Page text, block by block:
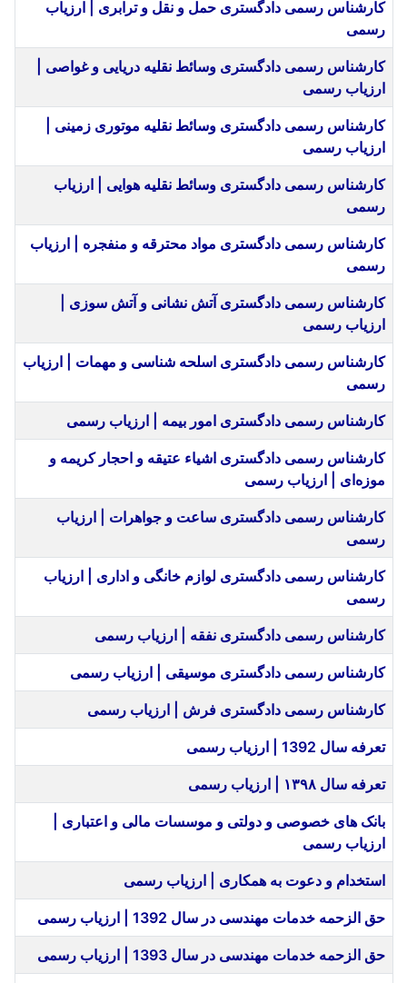
کارشناس رسمی دادگستری حمل و نقل و ترابری | ارزیاب
رسمی
کارشناس رسمی دادگستری وسائط نقلیه دریایی و غواصی |
ارزیاب رسمی
کارشناس رسمی دادگستری وسائط نقلیه موتوری زمینی |
ارزیاب رسمی
کارشناس رسمی دادگستری وسائط نقلیه هوایی | ارزیاب
رسمی
کارشناس رسمی دادگستری مواد محترقه و منفجره | ارزیاب
رسمی
کارشناس رسمی دادگستری آتش نشانی و آتش سوزی |
ارزیاب رسمی
کارشناس رسمی دادگستری اسلحه شناسی و مهمات | ارزیاب
رسمی
کارشناس رسمی دادگستری امور بیمه | ارزیاب رسمی
کارشناس رسمی دادگستری اشیاء عتیقه و احجار کریمه و
موزه‌ای | ارزیاب رسمی
کارشناس رسمی دادگستری ساعت و جواهرات | ارزیاب
رسمی
کارشناس رسمی دادگستری لوازم خانگی و اداری | ارزیاب
رسمی
کارشناس رسمی دادگستری نفقه | ارزیاب رسمی
کارشناس رسمی دادگستری موسیقی | ارزیاب رسمی
کارشناس رسمی دادگستری فرش | ارزیاب رسمی
تعرفه سال 1392 | ارزیاب رسمی
تعرفه سال ۱۳۹۸ | ارزیاب رسمی
بانک های خصوصی و دولتی و موسسات مالی و اعتباری |
ارزیاب رسمی
استخدام و دعوت به همکاری | ارزیاب رسمی
حق الزحمه خدمات مهندسی در سال 1392 | ارزیاب رسمی
حق الزحمه خدمات مهندسی در سال 1393 | ارزیاب رسمی